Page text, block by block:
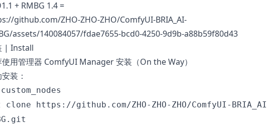
+ RMBG 1.4 =
github.com/ZHO-ZHO-ZHO/ComfyUI-BRIA_AI-
assets/140084057/fdae7655-bcd0-4250-9d9b-a88b59f80d43
| Install
用管理器 ComfyUI Manager 安装（On the Way）
装：
https://github.com/ZHO-ZHO-ZHO/ComfyUI-